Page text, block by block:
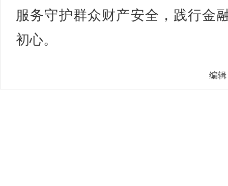
服务守护群众财产安全，践行金
初心。
编